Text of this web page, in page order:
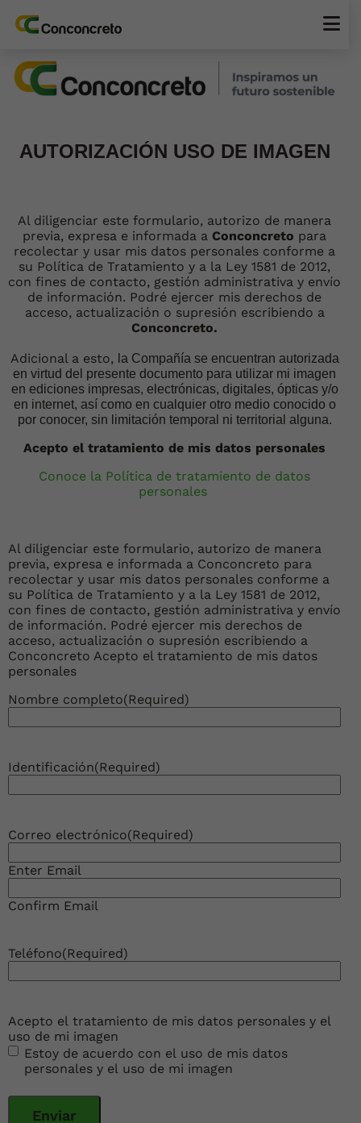
AUTORIZACIÓN USO DE IMAGEN
Al diligenciar este formulario, autorizo de manera
previa, expresa e informada a Conconcreto para
recolectar y usar mis datos personales conforme a
su Política de Tratamiento y a la Ley 1581 de 2012,
con fines de contacto, gestión administrativa y envío
de información. Podré ejercer mis derechos de
acceso, actualización o supresión escribiendo a
Conconcreto.
Adicional a esto, la Compañía se encuentran autorizada
en virtud del presente documento para utilizar mi imagen
en ediciones impresas, electrónicas, digitales, ópticas y/o
en internet, así como en cualquier otro medio conocido o
por conocer, sin limitación temporal ni territorial alguna.
Acepto el tratamiento de mis datos personales
Conoce la Política de tratamiento de datos
personales
Al diligenciar este formulario, autorizo de manera
previa, expresa e informada a Conconcreto para
recolectar y usar mis datos personales conforme a
su Política de Tratamiento y a la Ley 1581 de 2012,
con fines de contacto, gestión administrativa y envío
de información. Podré ejercer mis derechos de
acceso, actualización o supresión escribiendo a
Conconcreto Acepto el tratamiento de mis datos
personales
Nombre completo(Required)
Identificación(Required)
Correo electrónico(Required)
Enter Email
Confirm Email
Teléfono(Required)
Acepto el tratamiento de mis datos personales y el
uso de mi imagen
Estoy de acuerdo con el uso de mis datos
personales y el uso de mi imagen